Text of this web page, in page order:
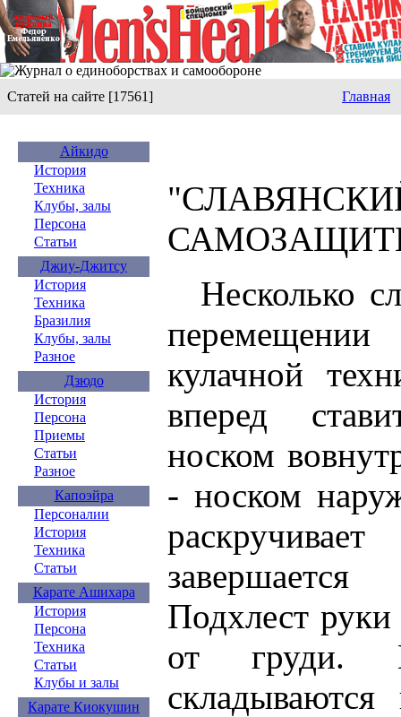
Статей на сайте [17561] Главная
Айкидо
История
Техника
Клубы, залы
Персона
Статьи
Джиу-Джитсу
История
Техника
Бразилия
Клубы, залы
Разное
Дзюдо
История
Персона
Приемы
Статьи
Разное
Капоэйра
Персоналии
История
Техника
Статьи
Карате Ашихара
История
Персона
Техника
Статьи
Клубы и залы
Карате Киокушин
Несколько
кулачной
вперед
носком
- носком
Подхлест руки
от груди.